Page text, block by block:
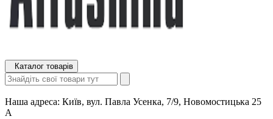
Каталог товарів
Наша адреса: Київ, вул. Павла Усенка, 7/9, Новомостицька 25
А